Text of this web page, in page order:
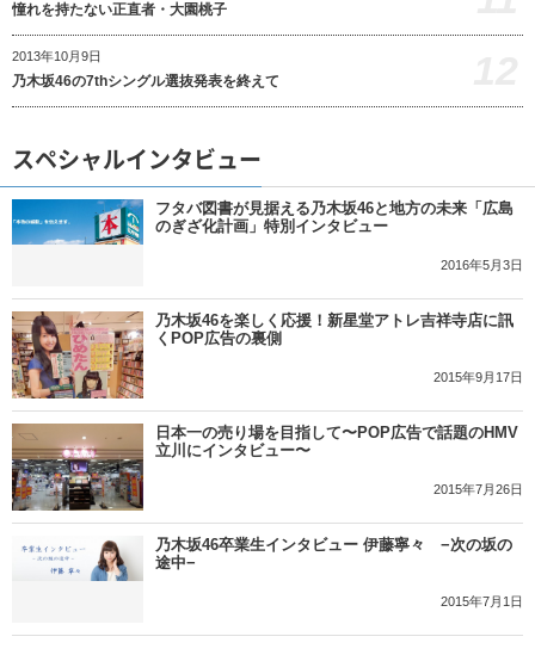
憧れを持たない正直者・大園桃子
2013年10月9日
乃木坂46の7thシングル選抜発表を終えて
スペシャルインタビュー
フタバ図書が見据える乃木坂46と地方の未来「広島
のぎざ化計画」特別インタビュー
2016年5月3日
乃木坂46を楽しく応援！新星堂アトレ吉祥寺店に訊
くPOP広告の裏側
2015年9月17日
日本一の売り場を目指して〜POP広告で話題のHMV
立川にインタビュー〜
2015年7月26日
乃木坂46卒業生インタビュー 伊藤寧々 −次の坂の
途中−
2015年7月1日